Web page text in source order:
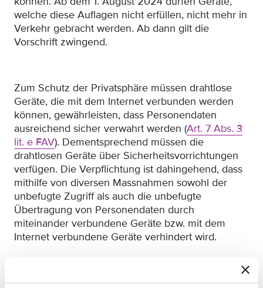
welche diese Auflagen nicht erfüllen, nicht mehr in
Verkehr gebracht werden. Ab dann gilt die
Vorschrift zwingend.
Zum Schutz der Privatsphäre müssen drahtlose
Geräte, die mit dem Internet verbunden werden
können, gewährleisten, dass Personendaten
ausreichend sicher verwahrt werden (Art. 7 Abs. 3
lit. e FAV). Dementsprechend müssen die
drahtlosen Geräte über Sicherheitsvorrichtungen
verfügen. Die Verpflichtung ist dahingehend, dass
mithilfe von diversen Massnahmen sowohl der
unbefugte Zugriff als auch die unbefugte
Übertragung von Personendaten durch
miteinander verbundene Geräte bzw. mit dem
Internet verbundene Geräte verhindert wird.
Zur Minimierung des Risikos von Geldbetrug